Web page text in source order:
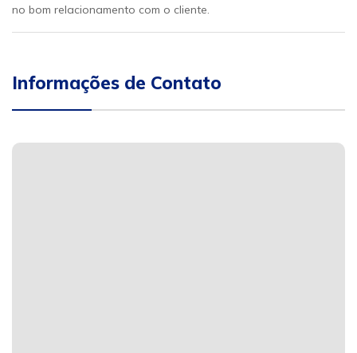
no bom relacionamento com o cliente.
Informações de Contato